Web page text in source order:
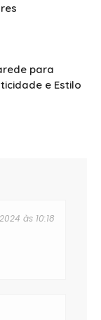
para
e Estilo
às 10:18